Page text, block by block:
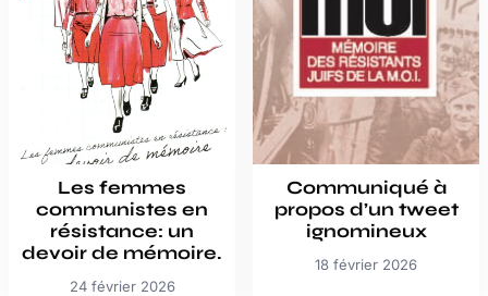
Les femmes
communistes en
résistance: un
devoir de mémoire.
24 février 2026
Communiqué à
propos d’un tweet
ignomineux
18 février 2026